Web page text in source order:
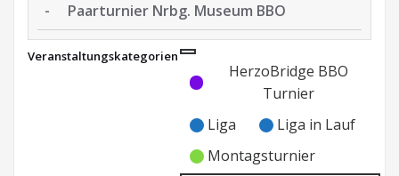
- Paarturnier Nrbg. Museum BBO
Paarturnier
Nrbg.
Veranstaltungskategorien
Kategorie
ohne
Kategorie
HerzoBridge BBO
Turnier
Liga
Liga in Lauf
Montagsturnier